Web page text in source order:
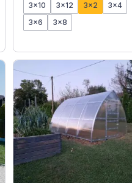
3x10 3x12 3x2
3x4
3x6
3x8